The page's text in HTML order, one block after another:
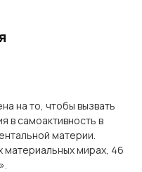
на то, чтобы вызвать
в самоактивность в
материи.
мирах, 46